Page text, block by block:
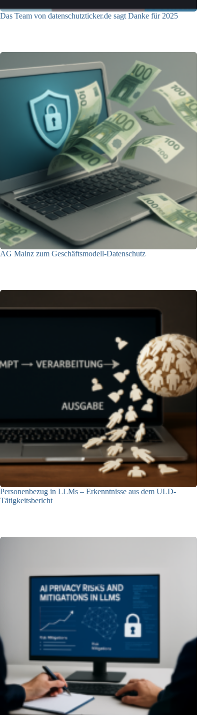
Das Team von datenschutzticker.de sagt Danke für 2025
AG Mainz zum Geschäftsmodell-Datenschutz
Personenbezug in LLMs – Erkenntnisse aus dem ULD-
Tätigkeitsbericht